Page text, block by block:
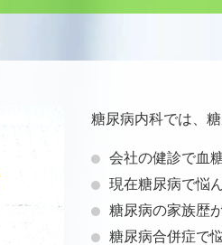
糖尿病内科では、
会社の健診で血
現在糖尿病で悩
糖尿病の家族歴
糖尿病合併症で